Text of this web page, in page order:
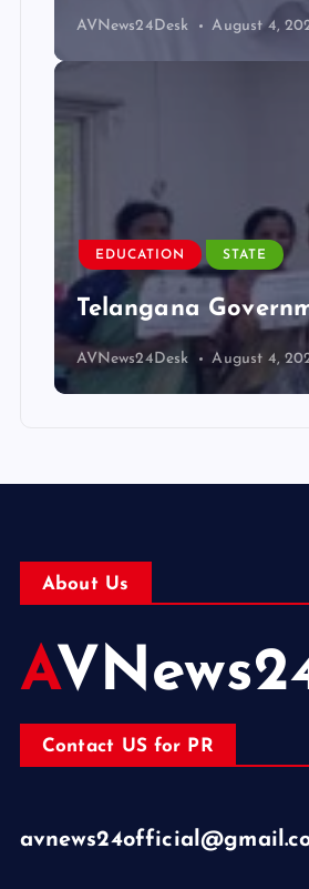
AVNews24Desk August 4,
EDUCATION STATE
Telangana
AVNews24Desk August 4,
About Us
Contact US for PR